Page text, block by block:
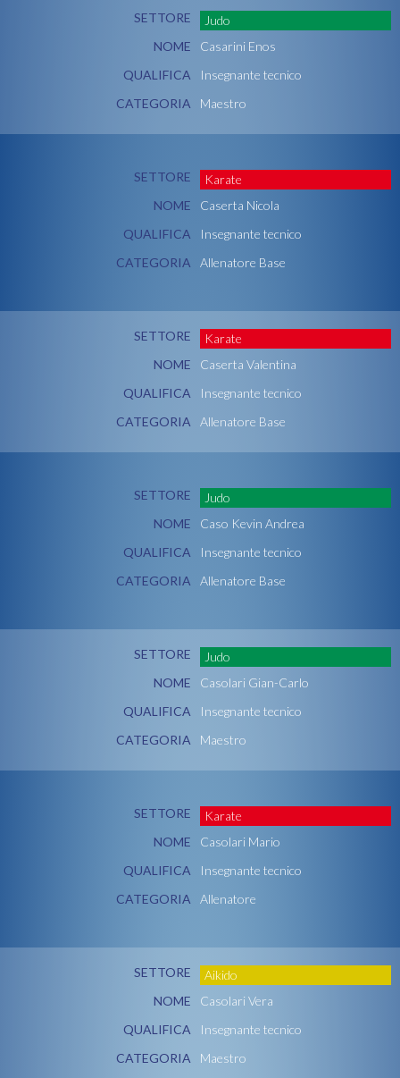
SETTORE
Judo
NOME
Casarini Enos
QUALIFICA
Insegnante tecnico
CATEGORIA
Maestro
SETTORE
Karate
NOME
Caserta Nicola
QUALIFICA
Insegnante tecnico
CATEGORIA
Allenatore Base
SETTORE
Karate
NOME
Caserta Valentina
QUALIFICA
Insegnante tecnico
CATEGORIA Allenatore Base
SETTORE
Judo
NOME
Caso Kevin Andrea
QUALIFICA
Insegnante tecnico
CATEGORIA Allenatore Base
SETTORE
Judo
NOME
Casolari Gian-Carlo
QUALIFICA
Insegnante tecnico
CATEGORIA
Maestro
SETTORE
Karate
NOME
Casolari Mario
QUALIFICA
Insegnante tecnico
CATEGORIA Allenatore
SETTORE
Aikido
NOME
Casolari Vera
QUALIFICA
Insegnante tecnico
CATEGORIA
Maestro